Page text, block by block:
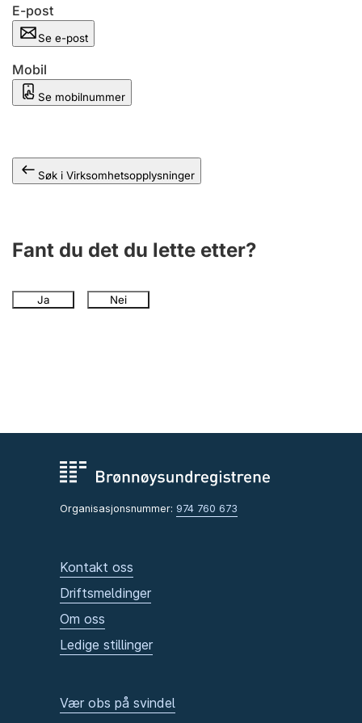
Andre tema
E-post
Se e-post
Mobil
Se mobilnummer
Søk i Virksomhetsopplysninger
Fant du det du lette etter?
Ja Nei
Organisasjonsnummer: 974 760 673
Kontakt oss
Driftsmeldinger
Om oss
Ledige stillinger
Vær obs på svindel